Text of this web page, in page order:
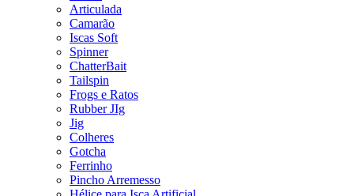
Articulada
Camarão
Iscas Soft
Spinner
ChatterBait
Tailspin
Frogs e Ratos
Rubber JIg
Jig
Colheres
Gotcha
Ferrinho
Pincho Arremesso